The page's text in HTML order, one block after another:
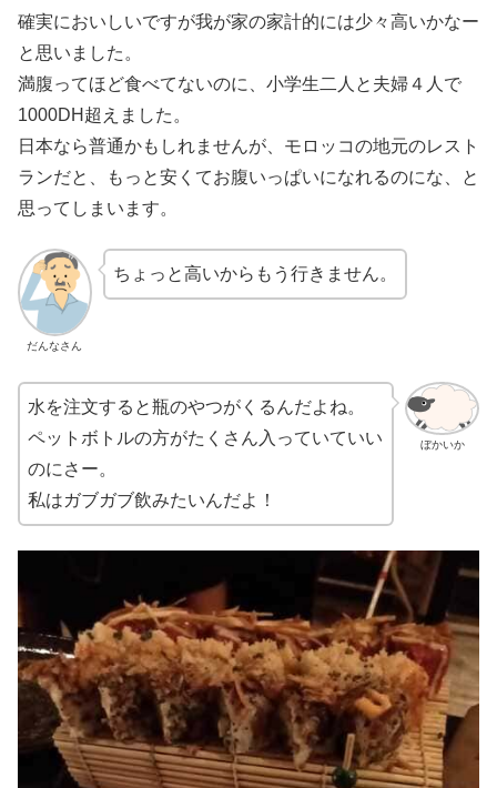
確実においしいですが我が家の家計的には少々高いかなー
と思いました。
満腹ってほど食べてないのに、小学生二人と夫婦４人で
1000DH超えました。
日本なら普通かもしれませんが、モロッコの地元のレスト
ランだと、もっと安くてお腹いっぱいになれるのにな、と
思ってしまいます。
だんなさん
ちょっと高いからもう行きません。
ぼかいか
水を注文すると瓶のやつがくるんだよね。
ペットボトルの方がたくさん入っていていい
のにさー。
私はガブガブ飲みたいんだよ！